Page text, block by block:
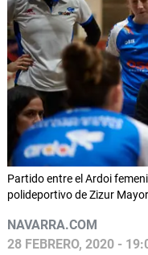
Partido entre el Ardoi
polideportivo de Zizur
NAVARRA.COM
28 FEBRERO, 2020 -